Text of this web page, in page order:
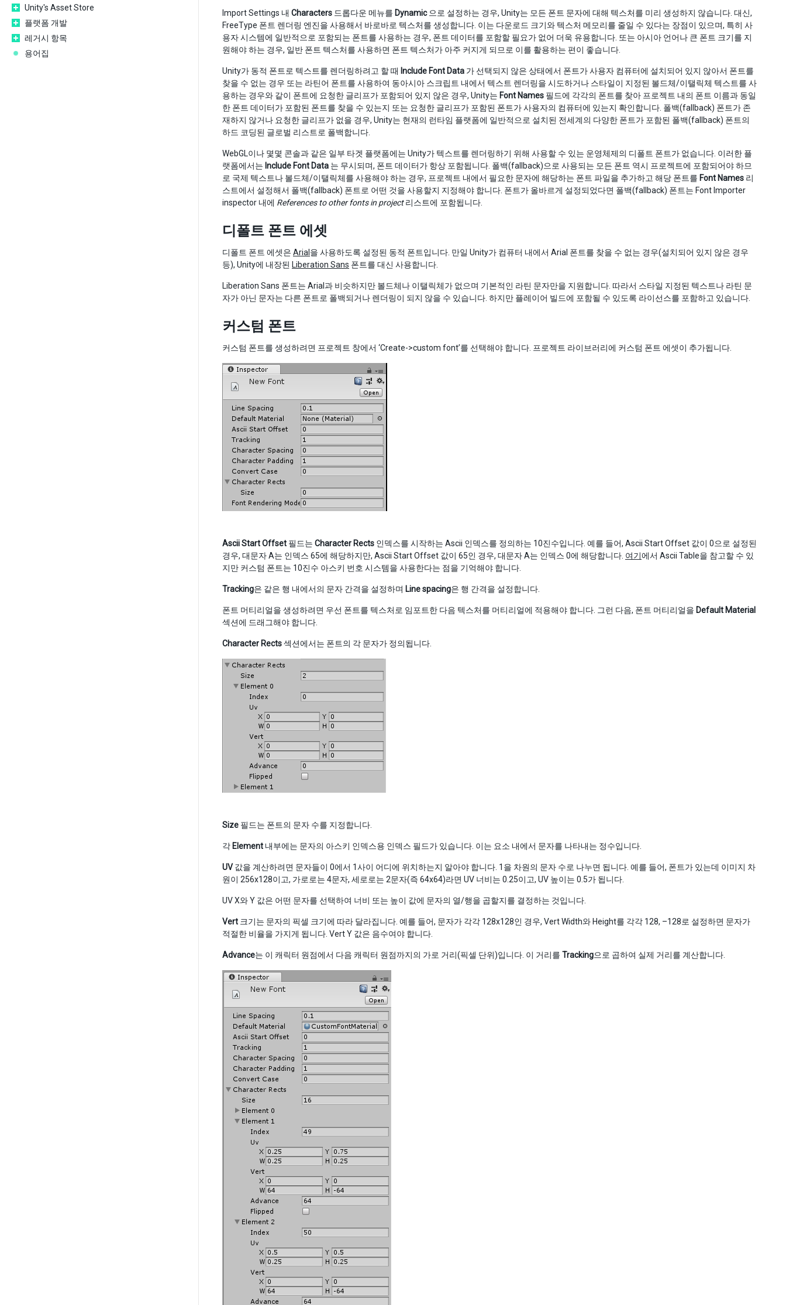
Unity's Asset Store
플랫폼 개발
레거시 항목
용어집
Import Settings 내 Characters 드롭다운 메뉴를 Dynamic으로 설정하는 경우, Unity는 모든 폰트 문자에 대해 텍스처를 미리 생성하지 않습니다. 대신,
FreeType 폰트 렌더링 엔진을 사용해서 바로바로 텍스처를 생성합니다. 이는 다운로드 크기와 텍스처 메모리를 줄일 수 있다는 장점이 있으며, 특히 사
용자 시스템에 일반적으로 포함되는 폰트를 사용하는 경우, 폰트 데이터를 포함할 필요가 없어 더욱 유용합니다. 또는 아시아 언어나 큰 폰트 크기를 지
원해야 하는 경우, 일반 폰트 텍스처를 사용하면 폰트 텍스처가 아주 커지게 되므로 이를 활용하는 편이 좋습니다.
Unity가 동적 폰트로 텍스트를 렌더링하려고 할 때 Include Font Data 가 선택되지 않은 상태에서 폰트가 사용자 컴퓨터에 설치되어 있지 않아서 폰트를
찾을 수 없는 경우 또는 라틴어 폰트를 사용하여 동아시아 스크립트 내에서 텍스트 렌더링을 시도하거나 스타일이 지정된 볼드체/이탤릭체 텍스트를 사
용하는 경우와 같이 폰트에 요청한 글리프가 포함되어 있지 않은 경우, Unity는 Font Names 필드에 각각의 폰트를 찾아 프로젝트 내의 폰트 이름과 동일
한 폰트 데이터가 포함된 폰트를 찾을 수 있는지 또는 요청한 글리프가 포함된 폰트가 사용자의 컴퓨터에 있는지 확인합니다. 폴백(fallback) 폰트가 존
재하지 않거나 요청한 글리프가 없을 경우, Unity는 현재의 런타임 플랫폼에 일반적으로 설치된 전세계의 다양한 폰트가 포함된 폴백(fallback) 폰트의
하드 코딩된 글로벌 리스트로 폴백합니다.
WebGL이나 몇몇 콘솔과 같은 일부 타겟 플랫폼에는 Unity가 텍스트를 렌더링하기 위해 사용할 수 있는 운영체제의 디폴트 폰트가 없습니다. 이러한 플
랫폼에서는 Include Font Data 는 무시되며, 폰트 데이터가 항상 포함됩니다. 폴백(fallback)으로 사용되는 모든 폰트 역시 프로젝트에 포함되어야 하므
로 국제 텍스트나 볼드체/이탤릭체를 사용해야 하는 경우, 프로젝트 내에서 필요한 문자에 해당하는 폰트 파일을 추가하고 해당 폰트를 Font Names 리
스트에서 설정해서 폴백(fallback) 폰트로 어떤 것을 사용할지 지정해야 합니다. 폰트가 올바르게 설정되었다면 폴백(fallback) 폰트는 Font Importer
inspector 내에 References to other fonts in project리스트에 포함됩니다.
디폴트 폰트 에셋
디폴트 폰트 에셋은 Arial 을 사용하도록 설정된 동적 폰트입니다. 만일 Unity가 컴퓨터 내에서 Arial 폰트를 찾을 수 없는 경우(설치되어 있지 않은 경우
등), Unity에 내장된 Liberation Sans 폰트를 대신 사용합니다.
Liberation Sans 폰트는 Arial과 비슷하지만 볼드체나 이탤릭체가 없으며 기본적인 라틴 문자만을 지원합니다. 따라서 스타일 지정된 텍스트나 라틴 문
자가 아닌 문자는 다른 폰트로 폴백되거나 렌더링이 되지 않을 수 있습니다. 하지만 플레이어 빌드에 포함될 수 있도록 라이선스를 포함하고 있습니다.
커스텀 폰트
커스텀 폰트를 생성하려면 프로젝트 창에서 ‘Create->custom font’를 선택해야 합니다. 프로젝트 라이브러리에 커스텀 폰트 에셋이 추가됩니다.
Ascii Start Offset 필드는 Character Rects 인덱스를 시작하는 Ascii 인덱스를 정의하는 10진수입니다. 예를 들어, Ascii Start Offset 값이 0으로 설정된
경우, 대문자 A는 인덱스 65에 해당하지만, Ascii Start Offset 값이 65인 경우, 대문자 A는 인덱스 0에 해당합니다. 여기에서 Ascii Table을 참고할 수 있
지만 커스텀 폰트는 10진수 아스키 번호 시스템을 사용한다는 점을 기억해야 합니다.
Tracking은 같은 행 내에서의 문자 간격을 설정하며 Line spacing은 행 간격을 설정합니다.
폰트 머티리얼을 생성하려면 우선 폰트를 텍스처로 임포트한 다음 텍스처를 머티리얼에 적용해야 합니다. 그런 다음, 폰트 머티리얼을 Default Material
섹션에 드래그해야 합니다.
Character Rects섹션에서는 폰트의 각 문자가 정의됩니다.
Size 필드는 폰트의 문자 수를 지정합니다.
각 Element 내부에는 문자의 아스키 인덱스용 인덱스 필드가 있습니다. 이는 요소 내에서 문자를 나타내는 정수입니다.
UV 값을 계산하려면 문자들이 0에서 1사이 어디에 위치하는지 알아야 합니다. 1을 차원의 문자 수로 나누면 됩니다. 예를 들어, 폰트가 있는데 이미지 차
원이 256x128이고, 가로로는 4문자, 세로로는 2문자(즉 64x64)라면 UV 너비는 0.25이고, UV 높이는 0.5가 됩니다.
UV X와 Y 값은 어떤 문자를 선택하여 너비 또는 높이 값에 문자의 열/행을 곱할지를 결정하는 것입니다.
Vert 크기는 문자의 픽셀 크기에 따라 달라집니다. 예를 들어, 문자가 각각 128x128인 경우, Vert Width와 Height를 각각 128, –128로 설정하면 문자가
적절한 비율을 가지게 됩니다. Vert Y 값은 음수여야 합니다.
Advance는 이 캐릭터 원점에서 다음 캐릭터 원점까지의 가로 거리(픽셀 단위)입니다. 이 거리를 Tracking으로 곱하여 실제 거리를 계산합니다.